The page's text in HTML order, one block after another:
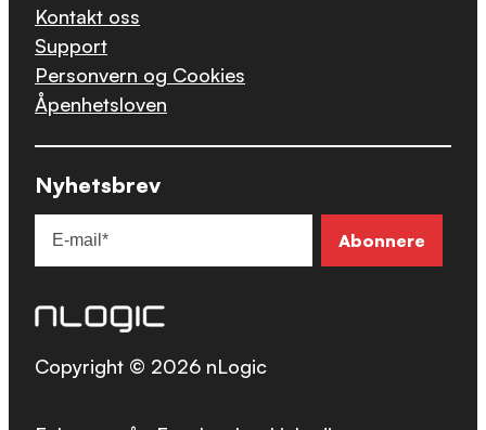
Kontakt oss
Support
Personvern og Cookies
Åpenhetsloven
Nyhetsbrev
Copyright © 2026 nLogic